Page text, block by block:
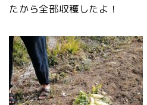
たから全部収穫したよ！